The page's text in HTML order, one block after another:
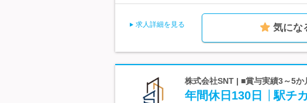
求人詳細を見る 気にな
株式会社SNT | ■賞与実績3～5
年間休日130日 │駅チ